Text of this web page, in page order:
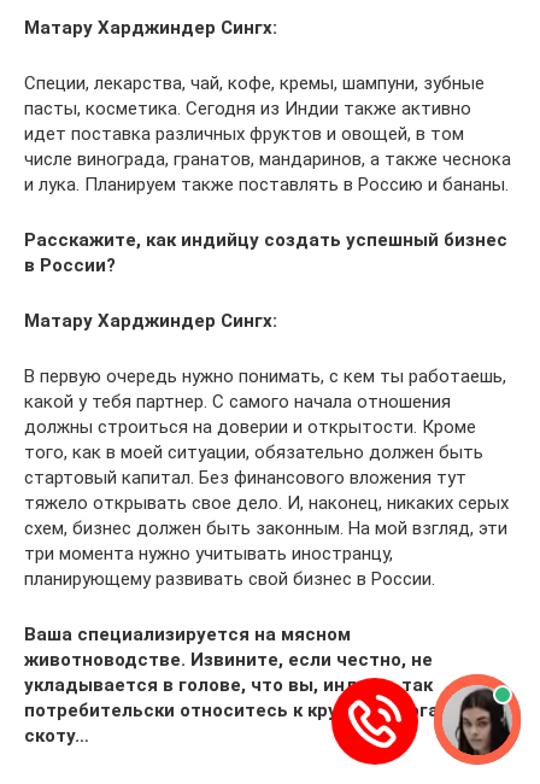
Матару Харджиндер Сингх:
Специи, лекарства, чай, кофе, кремы, шампуни, зубные
пасты, косметика. Сегодня из Индии также активно
идет поставка различных фруктов и овощей, в том
числе винограда, гранатов, мандаринов, а также чеснока
и лука. Планируем также поставлять в Россию и бананы.
Расскажите, как индийцу создать успешный бизнес
в России?
Матару Харджиндер Сингх:
В первую очередь нужно понимать, с кем ты работаешь,
какой у тебя партнер. С самого начала отношения
должны строиться на доверии и открытости. Кроме
того, как в моей ситуации, обязательно должен быть
стартовый капитал. Без финансового вложения тут
тяжело открывать свое дело. И, наконец, никаких серых
схем, бизнес должен быть законным. На мой взгляд, эти
три момента нужно учитывать иностранцу,
планирующему развивать свой бизнес в России.
Ваша специализируется на мясном
животноводстве. Извините, если честно, не
укладывается в голове, что вы, индиец, так
потребительски относитесь к крупному рогатому
скоту…